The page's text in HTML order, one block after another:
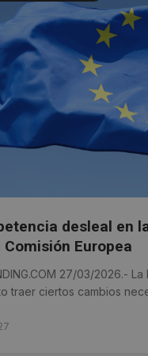
desleal en
Europea
27/03/2026.-
traer ciertos cambios